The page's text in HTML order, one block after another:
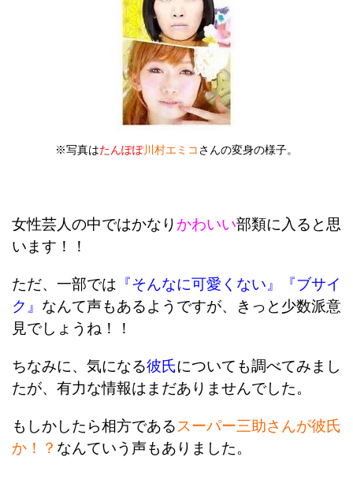
※写真はたんぽぽ川村エミコさんの変身の様子。
女性芸人の中ではかなり かわいい部類に入ると思
います！！
ただ、一部では 『そんなに可愛くない』『ブサイ
ク』 なんて声もあるようですが、きっと少数派意
見でしょうね！！
ちなみに、気になる彼氏についても調べてみまし
たが、有力な情報はまだありませんでした。
もしかしたら相方であるスーパー三助さんが彼氏
か！？ なんていう声もありました。